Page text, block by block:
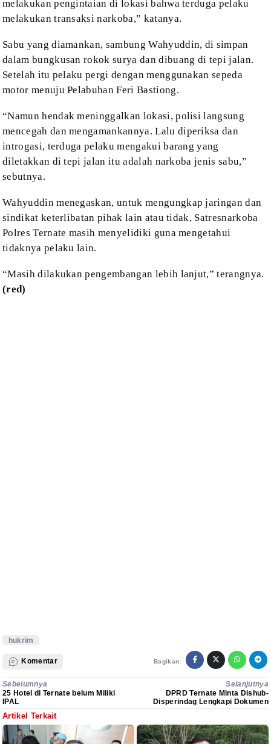
melakukan pengintaian di lokasi bahwa terduga pelaku
melakukan transaksi narkoba,” katanya.
Sabu yang diamankan, sambung Wahyuddin, di simpan
dalam bungkusan rokok surya dan dibuang di tepi jalan.
Setelah itu pelaku pergi dengan menggunakan sepeda
motor menuju Pelabuhan Feri Bastiong.
“Namun hendak meninggalkan lokasi, polisi langsung
mencegah dan mengamankannya. Lalu diperiksa dan
introgasi, terduga pelaku mengakui barang yang
diletakkan di tepi jalan itu adalah narkoba jenis sabu,”
sebutnya.
Wahyuddinmenegaskan, untuk mengungkap jaringan dan
sindikat keterlibatan pihak lain atau tidak, Satresnarkoba
Polres Ternate masih menyelidiki guna mengetahui
tidaknya pelaku lain.
“Masih dilakukan pengembangan lebih lanjut,” terangnya.
(red)
hukrim
Komentar Bagikan:
Sebelumnya
25 Hotel di Ternate belum Miliki
IPAL
Selanjutnya
DPRD Ternate Minta Dishub-
Disperindag Lengkapi Dokumen
Artikel Terkait